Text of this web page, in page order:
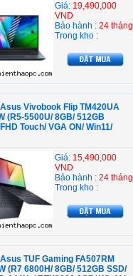
Giá: 19,490,000
VND
Bảo hành : 24 tháng
Trong kho :
Vivobook Flip TM420UA
(R5-5500U/ 8GB/ 512GB
Touch/ VGA ON/ Win11/
Giá: 15,490,000
VND
Bảo hành : 24 tháng
Trong kho :
TUF Gaming FA507RM
(R7 6800H/ 8GB/ 512GB SSD/